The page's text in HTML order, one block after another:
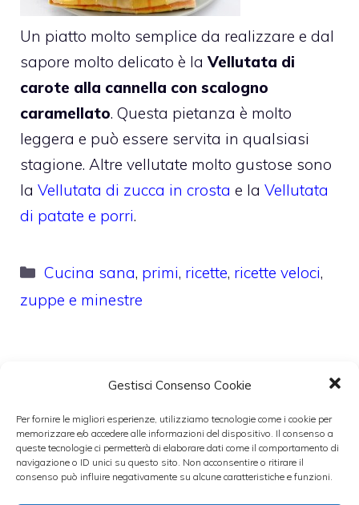
Gestisci Consenso Cookie
Per fornire le migliori esperienze, utilizziamo tecnologie come i cookie per
memorizzare e/o accedere alle informazioni del dispositivo. Il consenso a
queste tecnologie ci permetterà di elaborare dati come il comportamento di
navigazione o ID unici su questo sito. Non acconsentire o ritirare il
consenso può influire negativamente su alcune caratteristiche e funzioni.
Un piatto molto semplice da realizzare e dal
sapore molto delicato è laVellutata di
carote alla cannella con scalogno
caramellato. Questa pietanza è molto
leggera e può essere servita in qualsiasi
stagione. Altre vellutate molto gustose sono
la Vellutata di zucca in crosta e la Vellutata
di patate e porri.
Categorie
Cucina sana, primi, ricette, ricette veloci,
zuppe e minestre